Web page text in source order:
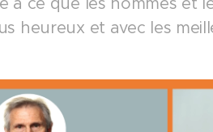
heureux et avec les